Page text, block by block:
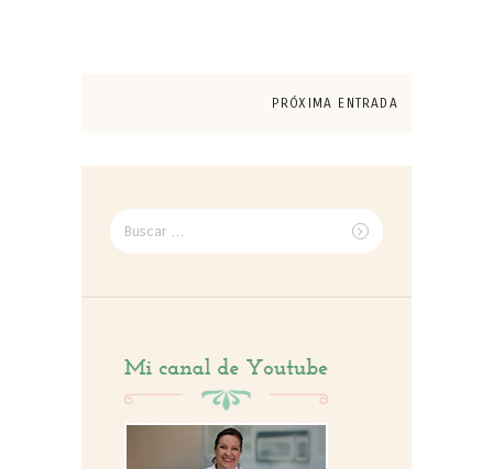
PRÓXIMA ENTRADA
Buscar
por: